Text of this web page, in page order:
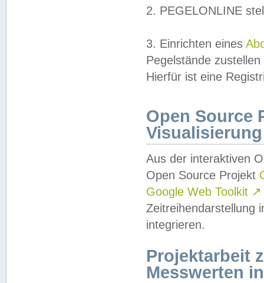
2. PEGELONLINE
3. Einrichten eines
Pegelstände
Hierfür ist eine
Open Source
Visualisierung
Aus der interaktiven
Open Source Projekt
Google Web Toolkit ↗
Zeitreihendarstellung
integrieren.
Projektarbeit
Messwerten